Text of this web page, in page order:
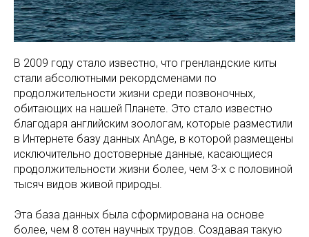
В 2009 году стало известно, что гренландские киты
стали абсолютными рекордсменами по
продолжительности жизни среди позвоночных,
обитающих на нашей Планете. Это стало известно
благодаря английским зоологам, которые разместили
в Интернете базу данных AnAge, в которой размещены
исключительно достоверные данные, касающиеся
продолжительности жизни более, чем 3-х с половиной
тысяч видов живой природы.
Эта база данных была сформирована на основе
более, чем 8 сотен научных трудов. Создавая такую